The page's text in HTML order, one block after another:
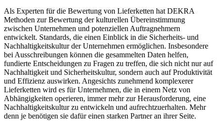
Als Experten für die Bewertung von Lieferketten hat DEKRA
Methoden zur Bewertung der kulturellen Übereinstimmung
zwischen Unternehmen und potenziellen Auftragnehmern
entwickelt. Standards, die einen Einblick in die Sicherheits- und
Nachhaltigkeitskultur der Unternehmen ermöglichen. Insbesondere
bei Ausschreibungen können die gesammelten Daten helfen,
fundierte Entscheidungen zu Fragen zu treffen, die sich nicht nur auf
Nachhaltigkeit und Sicherheitskultur, sondern auch auf Produktivität
und Effizienz auswirken. Angesichts zunehmend komplexerer
Lieferketten wird es für Unternehmen, die in einem Netz von
Abhängigkeiten operieren, immer mehr zur Herausforderung, eine
Nachhaltigkeitskultur zu entwickeln und aufrechtzuerhalten. Mehr
denn je benötigen sie dafür einen starken Partner an ihrer Seite.